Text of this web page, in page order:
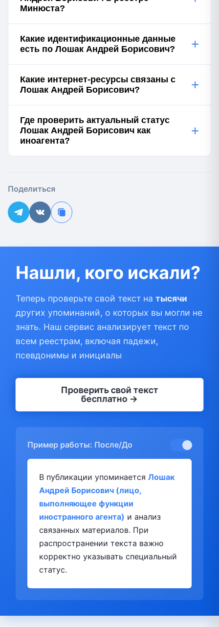
Минюста?
Какие идентификационные данные
есть по Лошак Андрей Борисович?
+
Какие интернет-ресурсы связаны с
Лошак Андрей Борисович?
+
Где проверить актуальный статус
Лошак Андрей Борисович как
иноагента?
+
Поделиться
Нашли, кого искали?
Теперь проверьте свой текст на тысячи
других упоминаний, о которых вы могли не
знать. Наш сервис анализирует текст по
всем реестрам, включая падежи,
псевдонимы и инициалы
Проверить свой текст
бесплатно →
Пример работы: После/До
В публикации упоминается Лошак
Андрей Борисович (лицо,
выполняющее функции
иностранного агента) и анализ
связанных материалов. При
распространении текста важно
корректно указывать специальный
статус.